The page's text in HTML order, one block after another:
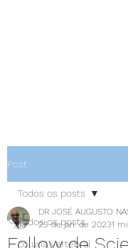
Post
Todos os posts
coluna vertebral
Todos os posts
Follow de
DR JOSÉ AUGUSTO
25 de jan. de 20231